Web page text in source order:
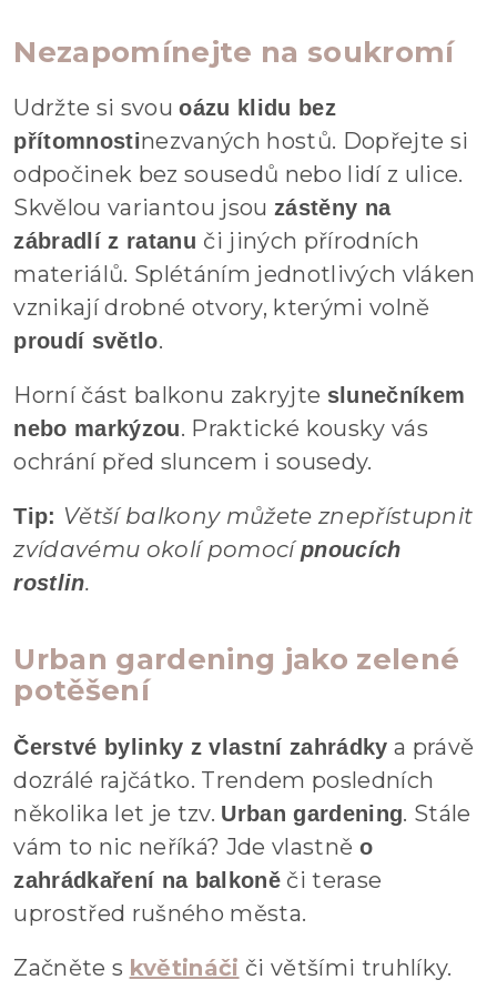
Nezapomínejte na soukromí
Udržte si svouoázu klidu bez
přítomnostinezvaných hostů. Dopřejte si
odpočinek bez sousedů nebo lidí z ulice.
Skvělou variantou jsou zástěny na
zábradlí z ratanu či jiných přírodních
materiálů. Splétáním jednotlivých vláken
vznikají drobné otvory, kterými volně
proudí světlo.
Horní část balkonu zakryjte slunečníkem
nebo markýzou. Praktické kousky vás
ochrání před sluncem i sousedy.
Tip: Větší balkony můžete znepřístupnit
zvídavému okolí pomocípnoucích
rostlin.
Urban gardening jako zelené
potěšení
Čerstvé bylinky z vlastní zahrádky a právě
dozrálé rajčátko. Trendem posledních
několika let je tzv. Urban gardening. Stále
vám to nic neříká? Jde vlastně o
zahrádkaření na balkoněči terase
uprostřed rušného města.
Začněte s květináči či většími truhlíky.